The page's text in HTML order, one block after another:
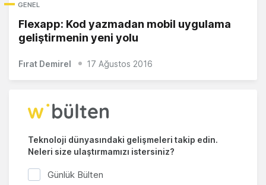
GENEL
Flexapp: Kod yazmadan mobil uygulama
geliştirmenin yeni yolu
Fırat Demirel 17 Ağustos 2016
Teknoloji dünyasındaki gelişmeleri takip edin.
Neleri size ulaştırmamızı istersiniz?
Günlük Bülten